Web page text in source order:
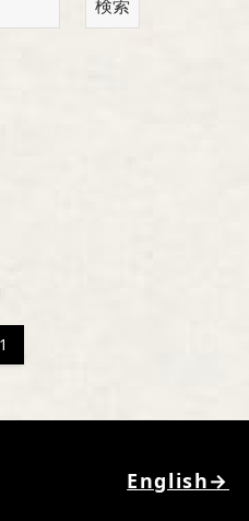
づく表記
（BtoBサイト）
検索
1
English→